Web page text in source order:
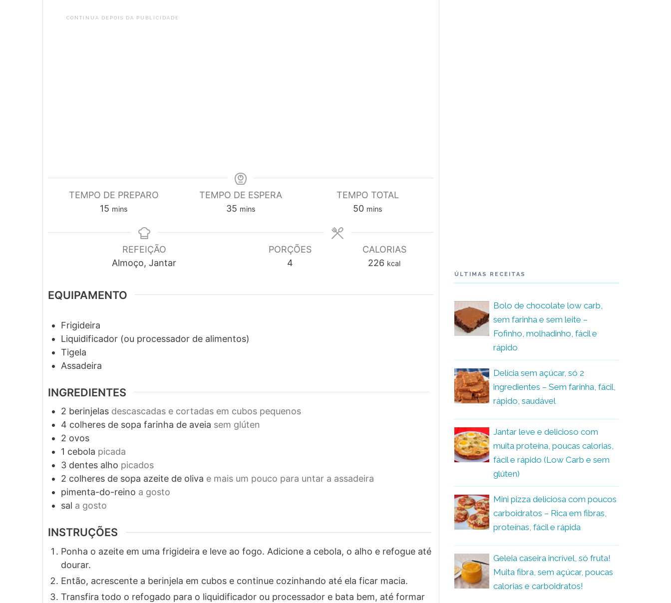
CONTINUA DEPOIS DA PUBLICIDADE
TEMPO DE PREPARO
15minutes
mins
TEMPO DE ESPERA
35minutes
mins
TEMPO TOTAL
50minutes
mins
REFEIÇÃO
Almoço, Jantar
PORÇÕES
4
CALORIAS
226 kcal
EQUIPAMENTO
Frigideira
Liquidificador (ou processador de alimentos)
Tigela
Assadeira
INGREDIENTES
2 berinjelas descascadas e cortadas em cubos pequenos
4 colheres de sopa farinha de aveia sem glúten
2 ovos
1 cebola picada
3 dentes alho picados
2 colheres de sopa azeite de oliva e mais um pouco para untar a assadeira
pimenta-do-reino a gosto
sal a gosto
INSTRUÇÕES
Ponha o azeite em uma frigideira e leve ao fogo. Adicione a cebola, o alho e refogue até
dourar.
Então, acrescente a berinjela em cubos e continue cozinhando até ela ficar macia.
Transfira todo o refogado para o liquidificador ou processador e bata bem, até formar
ÚLTIMAS RECEITAS
Bolo de chocolate low carb,
sem farinha e sem leite –
Fofinho, molhadinho, fácil e
rápido
Delícia sem açúcar, só 2
ingredientes – Sem farinha, fácil,
rápido, saudável
Jantar leve e delicioso com
muita proteína, poucas calorias,
fácil e rápido (Low Carb e sem
glúten)
Mini pizza deliciosa com poucos
carboidratos – Rica em fibras,
proteínas, fácil e rápida
Geleia caseira incrível, só fruta!
Muita fibra, sem açúcar, poucas
calorias e carboidratos!